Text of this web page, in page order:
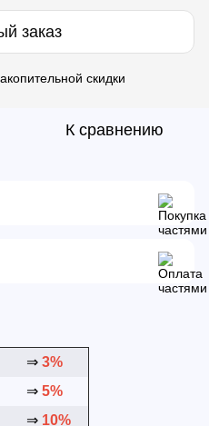
заказ
скидки
К сравнению
⇒ 3%
⇒ 5%
⇒ 10%